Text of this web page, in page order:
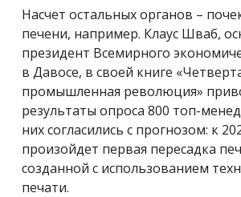
Насчет остальных органов –
печени, например. Клаус Шваб,
президент Всемирного
в Давосе, в своей книге
промышленная революция»
результаты опроса 800 топ-
них согласились с прогнозом: к
произойдет первая пересадка
созданной с использованием
печати.